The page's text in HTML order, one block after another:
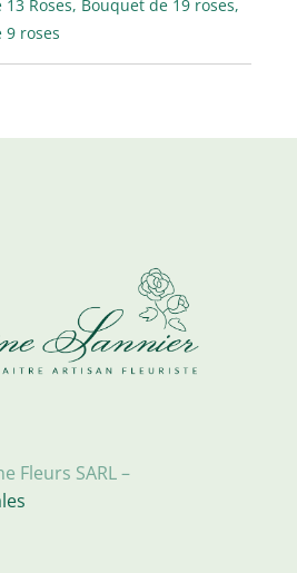
Roses, Bouquet de 19 roses,
9 roses
Fleurs SARL –